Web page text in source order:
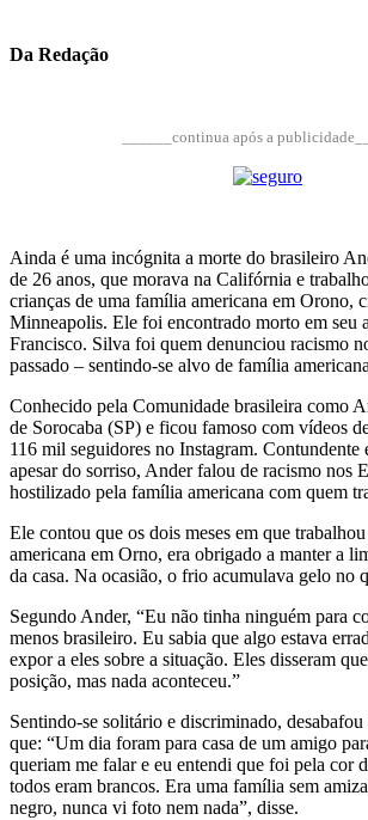
Da Redação
______continua após a
Ainda é uma incógnita a morte do brasileiro
de 26 anos, que morava na Califórnia e
crianças de uma família americana em Orono,
Minneapolis. Ele foi encontrado morto em seu
Francisco. Silva foi quem denunciou racismo
passado – sentindo-se alvo de família
Conhecido pela Comunidade brasileira como
de Sorocaba (SP) e ficou famoso com vídeos
116 mil seguidores no Instagram. Contundente
apesar do sorriso, Ander falou de racismo nos
hostilizado pela família americana com quem
Ele contou que os dois meses em que
americana em Orno, era obrigado a manter a
da casa. Na ocasião, o frio acumulava gelo no
Segundo Ander, “Eu não tinha ninguém para
menos brasileiro. Eu sabia que algo estava
expor a eles sobre a situação. Eles disseram
posição, mas nada aconteceu.”
Sentindo-se solitário e discriminado,
que: “Um dia foram para casa de um amigo
queriam me falar e eu entendi que foi pela cor
todos eram brancos. Era uma família sem
negro, nunca vi foto nem nada”, disse.